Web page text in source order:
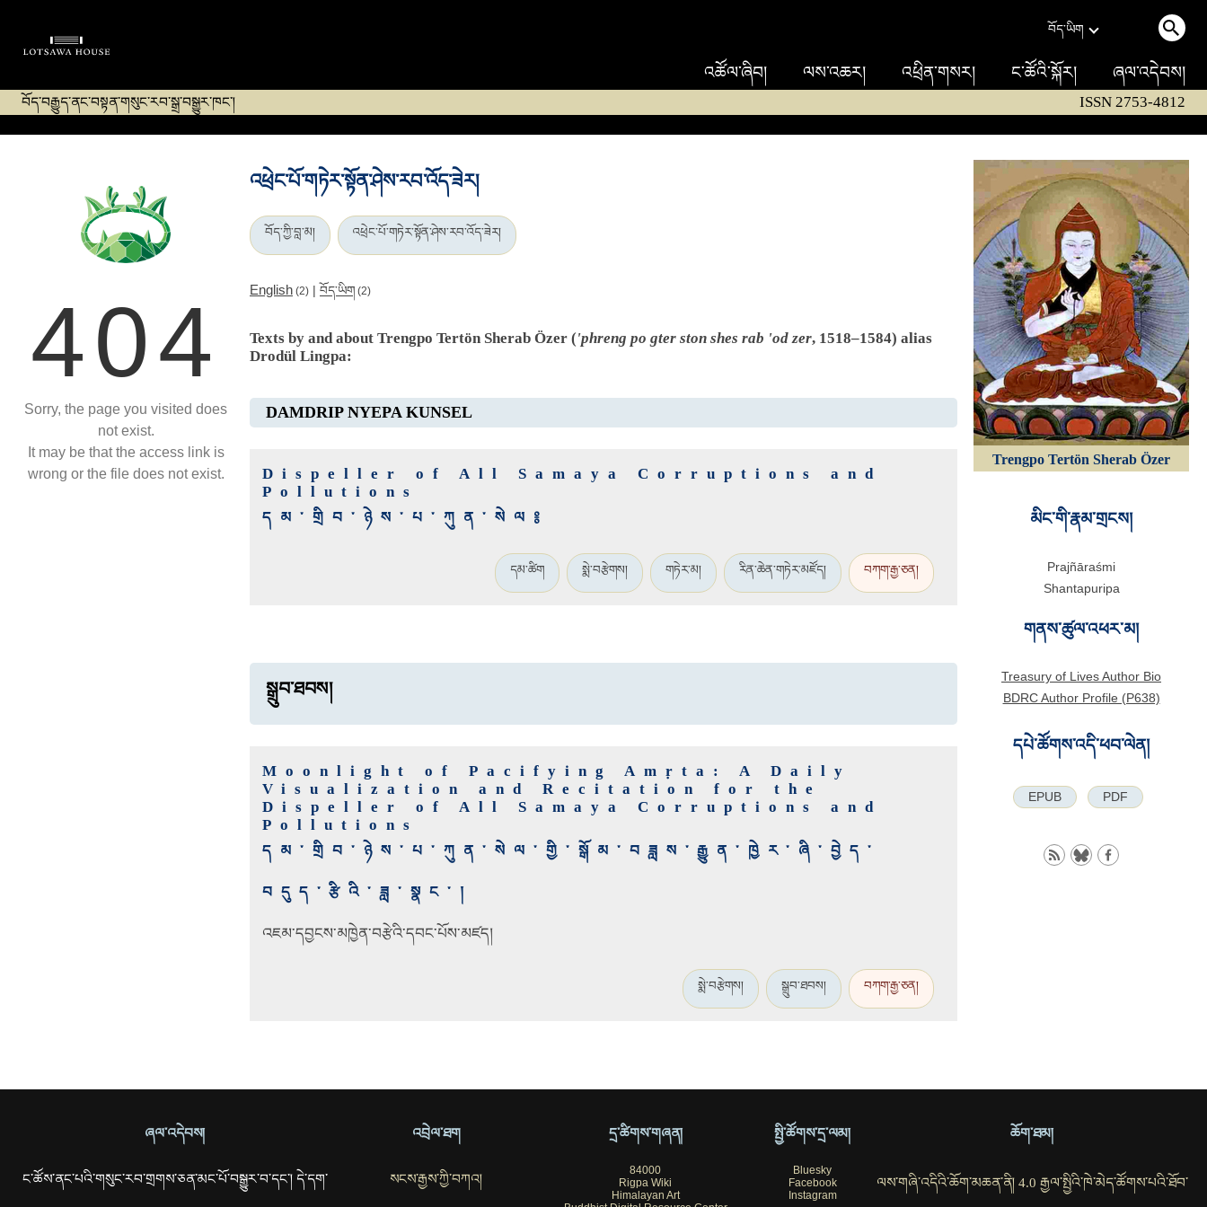
བོད་ཡིག
འཚོལ་ཞིབ། ལས་འཆར། འཕྲིན་གསར། ང་ཚོའི་སྐོར། ཞལ་འདེབས།
བོད་བརྒྱུད་ནང་བསྟན་གསུང་རབ་སྒྲ་བསྒྱུར་ཁང་། ISSN 2753-4812
404
Sorry, the page you visited does
not exist.
It may be that the access link is
wrong or the file does not exist.
འཕྲེང་པོ་གཏེར་སྟོན་ཤེས་རབ་འོད་ཟེར།
བོད་ཀྱི་བླ་མ། འཕྲེང་པོ་གཏེར་སྟོན་ཤེས་རབ་འོད་ཟེར།
English (2) | བོད་ཡིག (2)
Texts by and about Trengpo Tertön Sherab Özer ('phreng po gter ston shes rab 'od zer, 1518–1584) alias
Drodül Lingpa:
DAMDRIP NYEPA KUNSEL
Dispeller of All Samaya Corruptions and
Pollutions
དམ་གྲིབ་ཉེས་པ་ཀུན་སེལ༔
དམ་ཚིག སྨེ་བརྩེགས། གཏེར་མ། རིན་ཆེན་གཏེར་མཛོད། བཀག་རྒྱ་ཅན།
སྒྲུབ་ཐབས།
Moonlight of Pacifying Amṛta: A Daily
Visualization and Recitation for the
Dispeller of All Samaya Corruptions and
Pollutions
དམ་གྲིབ་ཉེས་པ་ཀུན་སེལ་གྱི་སྒོམ་བཟླས་རྒྱུན་ཁྱེར་ཞི་བྱེད་
བདུད་རྩིའི་ཟླ་སྣང་།
འཇམ་དབྱངས་མཁྱེན་བརྩེའི་དབང་པོས་མཛད།
སྨེ་བརྩེགས། སྒྲུབ་ཐབས། བཀག་རྒྱ་ཅན།
Trengpo Tertön Sherab Özer
མིང་གི་རྣམ་གྲངས།
Prajñāraśmi
Shantapuripa
གནས་ཚུལ་འཕར་མ།
Treasury of Lives Author Bio
BDRC Author Profile (P638)
དཔེ་ཚོགས་འདི་ཕབ་ལེན།
EPUB PDF
ཞལ་འདེབས།
ང་ཚོས་ནང་པའི་གསུང་རབ་གྲགས་ཅན་མང་པོ་བསྒྱུར་བ་དང་། དེ་དག་
འབྲེལ་ཐག
སངས་རྒྱས་ཀྱི་བཀའ།
དྲ་ཚིགས་གཞན།
84000
Rigpa Wiki
Himalayan Art
སྤྱི་ཚོགས་དྲ་ལམ།
Bluesky
Facebook
Instagram
ཆོག་ཐམ།
ལས་གཞི་འདིའི་ཆོག་མཆན་ནི། 4.0 རྒྱལ་སྤྱིའི་ཁེ་མེད་ཚོགས་པའི་ཐོབ་